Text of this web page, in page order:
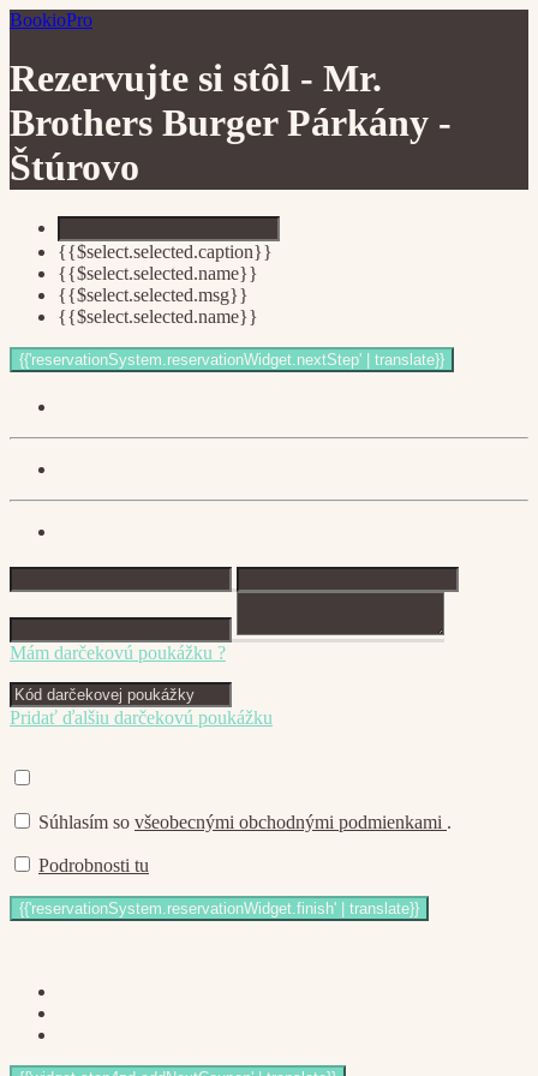
BookioPro
Rezervujte si stôl - Mr.
Brothers Burger Párkány -
Štúrovo
{{$select.selected.caption}}
{{$select.selected.name}}
{{$select.selected.msg}}
{{$select.selected.name}}
Mám darčekovú poukážku ?
Pridať ďalšiu darčekovú poukážku
Súhlasím so všeobecnými obchodnými podmienkami .
Podrobnosti tu